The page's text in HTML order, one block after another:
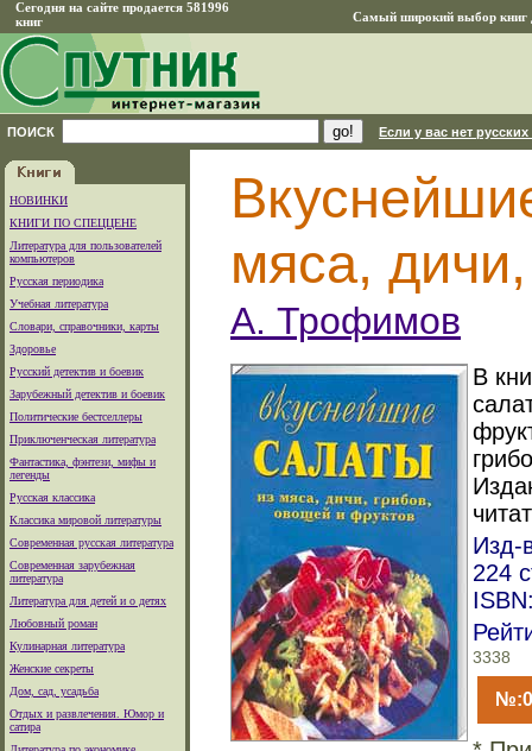
Сегодня на сайте продается 581996
книг
Самый широкий выбор книг
ПОИСК Если у вас нет
НОВИНКИ
КНИГИ ПО СПЕЦЦЕНЕ
Литература для пользователей
компьютеров
Русская периодика
Учебная литература
Словари, справочники, карты
Здоровье
Русский детектив и боевик
Зарубежный детектив и боевик
Политические бестселлеры
Приключенческая литература
Фантастика, фэнтези, мифы и
легенды
Русская классика
Классика мировой литературы
Современная русская литература
Современная зарубежная
литература
Литература для детей и о детях
Любовный роман
Кулинарная литература
Женские секреты
Дом, сад, усадьба
Отдых и развлечения. Юмор и
сатира
мяса,
А. Трофимов
В
Изд-
224
3338